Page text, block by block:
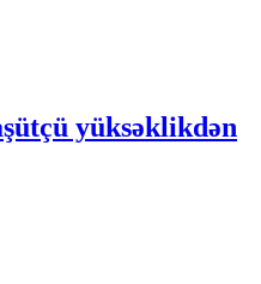
yüksəklikdən